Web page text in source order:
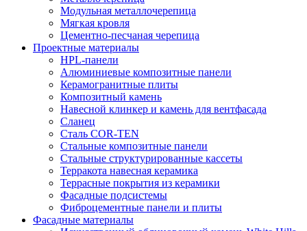
Модульная металлочерепица
Мягкая кровля
Цементно-песчаная черепица
Проектные материалы
HPL-панели
Алюминиевые композитные панели
Керамогранитные плиты
Композитный камень
Навесной клинкер и камень для вентфасада
Сланец
Сталь COR-TEN
Стальные композитные панели
Стальные структурированные кассеты
Терракота навесная керамика
Террасные покрытия из керамики
Фасадные подсистемы
Фиброцементные панели и плиты
Фасадные материалы